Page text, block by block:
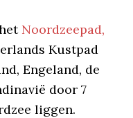
Noordzeepad,
Kustpad
Engeland, de
door 7
liggen.